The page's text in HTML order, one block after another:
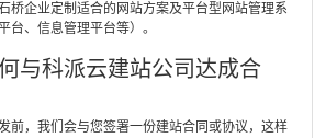
桥企业定制适合的网站方案及平台型网站管理系
台、信息管理平台等）。
与科派云建站公司达成合
前，我们会与您签署一份建站合同或协议，这样